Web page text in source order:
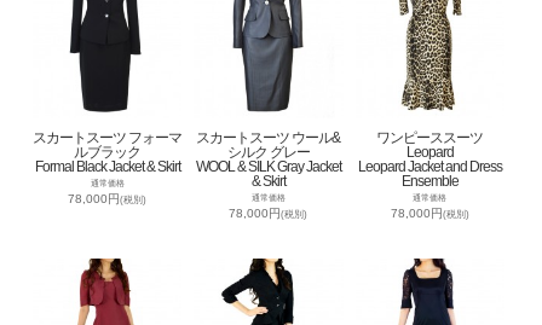
スカートスーツ フォーマ
ルブラック
Formal Black Jacket & Skirt
通常価格
78,000円(税別)
スカートスーツ ウール&
シルク グレー
WOOL & SILK Gray Jacket
& Skirt
通常価格
78,000円(税別)
ワンピーススーツ
Leopard
Leopard Jacket and Dress
Ensemble
通常価格
78,000円(税別)